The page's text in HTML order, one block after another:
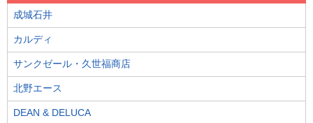
成城石井
カルディ
サンクゼール・久世福商店
北野エース
DEAN & DELUCA